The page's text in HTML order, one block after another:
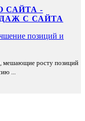
САЙТА -
С САЙТА
мешающие росту позиций
...